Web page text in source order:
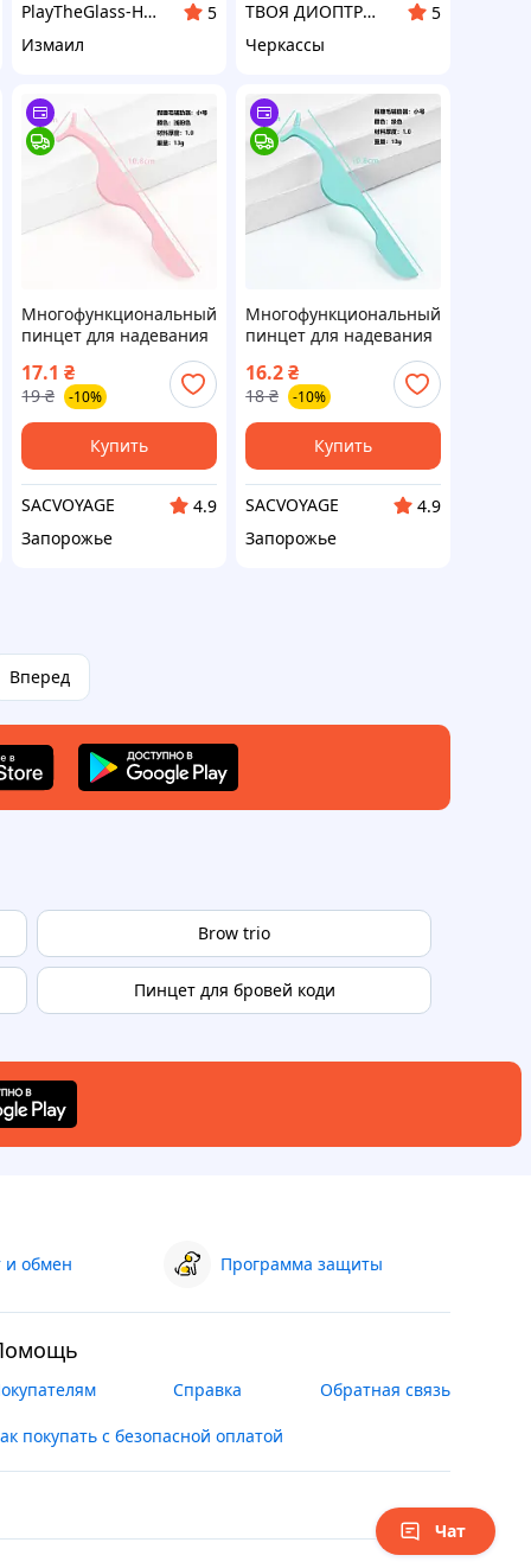
PlayTheGlass-Home
5
Измаил
ТВОЯ ДИОПТРИЯ
5
Черкассы
Многофункциональный
пинцет для надевания
ресниц металлический
розовый
17.1 ₴
19 ₴ -10%
Купить
SACVOYAGE
4.9
Запорожье
Многофункциональный
пинцет для надевания
ресниц металлический
мятный
16.2₴
18 ₴ -10%
Купить
SACVOYAGE
4.9
Запорожье
Вперед
Brow trio
Пинцет для бровей коди
и обмен Программа защиты
Справка Обратная связь
покупать с безопасной оплатой
Чат